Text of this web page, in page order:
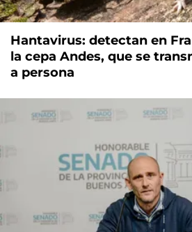
Hantavirus: detectan en
la cepa Andes, que se
a persona